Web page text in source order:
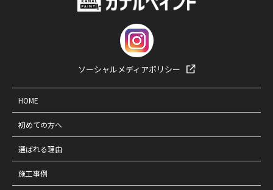
ソーシャルメディアポリシー
HOME
初めての方へ
選ばれる理由
施工事例